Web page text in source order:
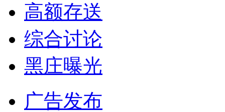
高额存送
综合讨论
黑庄曝光
广告发布